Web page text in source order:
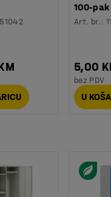
100-pak
Art. br.:
5,00
bez PDV
U